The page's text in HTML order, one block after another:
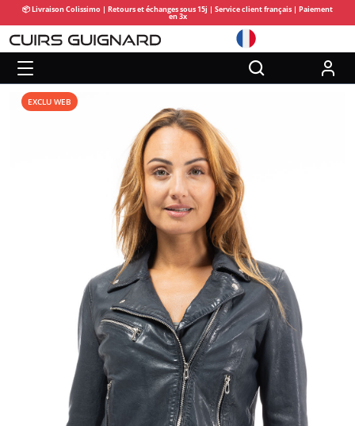
📦 Livraison Colissimo | Retours et échanges sous 15j | Service client français | Paiement
en 3x
EXCLU WEB